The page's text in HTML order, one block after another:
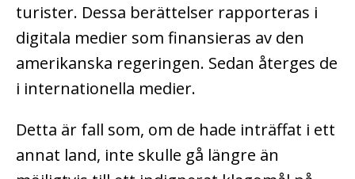
turister. Dessa berättelser rapporteras i
digitala medier som finansieras av den
amerikanska regeringen. Sedan återges de
i internationella medier.
Detta är fall som, om de hade inträffat i ett
annat land, inte skulle gå längre än